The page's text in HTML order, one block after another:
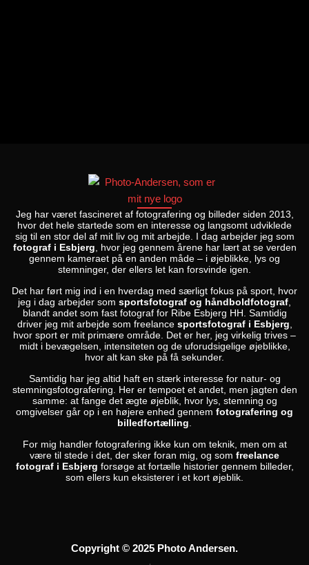
Jeg har været fascineret af fotografering og billeder siden 2013,
hvor det hele startede som en interesse og langsomt udviklede
sig til en stor del af mit liv og mit arbejde. I dag arbejder jeg som
fotograf i Esbjerg , hvor jeg gennem årene har lært at se verden
gennem kameraet på en anden måde – i øjeblikke, lys og
stemninger, der ellers let kan forsvinde igen.
Det har ført mig ind i en hverdag med særligt fokus på sport, hvor
jeg i dag arbejder som sportsfotograf og håndboldfotograf
blandt andet som fast fotograf for Ribe Esbjerg HH. Samtidig
driver jeg mit arbejde som freelance sportsfotograf i Esbjerg
hvor sport er mit primære område. Det er her, jeg virkelig trives –
midt i bevægelsen, intensiteten og de uforudsigelige øjeblikke,
hvor alt kan ske på få sekunder.
Samtidig har jeg altid haft en stærk interesse for natur- og
stemningsfotografering. Her er tempoet et andet, men jagten den
samme: at fange det ægte øjeblik, hvor lys, stemning og
omgivelser går op i en højere enhed gennem fotografering og
billedfortælling
For mig handler fotografering ikke kun om teknik, men om at
være til stede i det, der sker foran mig, og som freelance
fotograf i Esbjerg forsøge at fortælle historier gennem billeder,
som ellers kun eksisterer i et kort øjeblik.
Copyright © 2025 Photo Andersen.